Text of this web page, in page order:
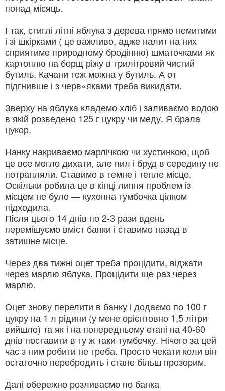
понад місяць.
І так, стиглі літні яблука з дерева прямо немитими
і зі шкірками ( це важливо, адже налит на них
сприятиме природному бродінню) шматочками як
картоплю на борщ ріжу в трилітровий чистий
бутиль. Качани теж можна у бутиль. А от
підгнивше і з черв«яками треба викидати.
Зверху на яблука кладемо хліб і заливаємо водою
в якій розведено 125 г цукру чи меду. Я брала
цукор.
Нанку накриваємо марлічкою чи хустинкою, щоб
це все могло дихати, але пил і бруд в середину не
потрапляли. Ставимо в темне і тепле місце.
Оскільки робила це в кінці липня проблем із
місцем не було — кухонна тумбочка цілком
підходила.
Після цього 14 днів по 2-3 рази вдень
перемішуємо вміст банки і ставимо назад в
затишне місце.
Через два тижні оцет треба процідити, віджати
через марлю яблука. Процідити ще раз через
марлю.
Оцет знову перелити в банку і додаємо по 100 г
цукру на 1 л рідини (у мене орієнтовно 1,5 літри
вийшло) та як і на попередньому етапі на 40-60
днів поставити в ту ж таки тумбочку. Нічого за цей
час з ним робити не треба. Просто чекати коли він
остаточно перебродить і стане більш прозорим.
Далі обережно розливаємо по банка